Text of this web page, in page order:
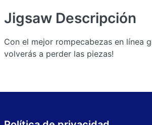
Jigsaw Descripción
Con el mejor rompecabezas en línea
volverás a perder las piezas!